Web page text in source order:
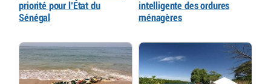
priorité pour l’État du
Sénégal
intelligente des ordures
ménagères